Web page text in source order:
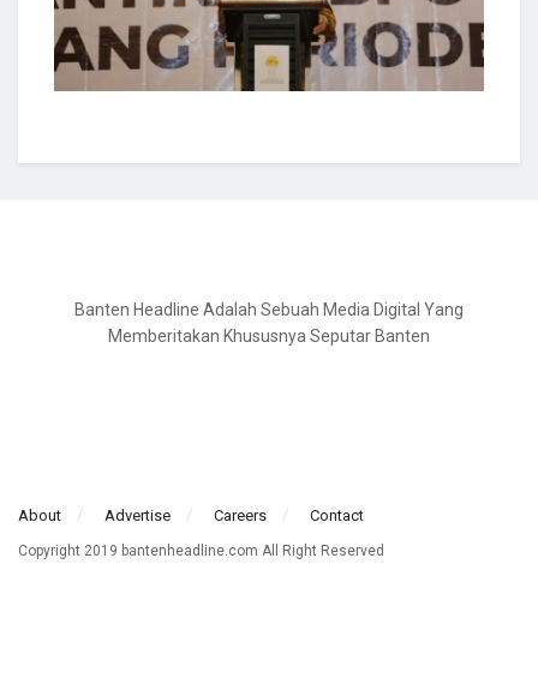
Banten Headline Adalah Sebuah Media Digital Yang
Memberitakan Khususnya Seputar Banten
About Advertise Careers Contact
Copyright 2019 bantenheadline.com All Right Reserved